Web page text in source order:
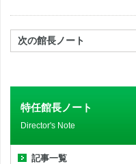
次の館長ノート
特任館長ノート
Director's Note
記事一覧